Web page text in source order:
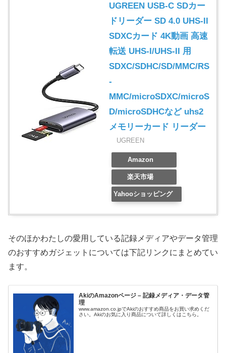
UGREEN USB-C SDカー
ドリーダー SD 4.0 UHS-II
SDXCカード 4K動画 高速
転送 UHS-I/UHS-II 用
SDXC/SDHC/SD/MMC/RS
-
MMC/microSDXC/microS
D/microSDHCなど uhs2
メモリーカード リーダー
UGREEN
Amazon
楽天市場
Yahooショッピング
そのほかわたしの愛用している記録メディアやデータ管理
のおすすめガジェットについては下記リンクにまとめてい
ます。
AkiのAmazonページ – 記録メディア・データ管
理
www.amazon.co.jpでAkiのおすすめ商品をお買い求めくだ
さい。Akiのお気に入り商品について詳しくはこちら。